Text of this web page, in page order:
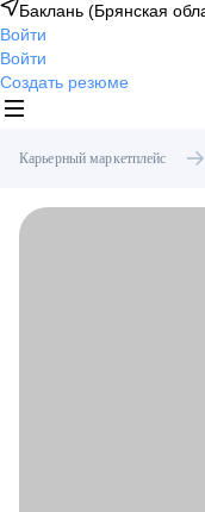
Баклань (Брянская
Войти
Войти
Создать резюме
Карьерный маркетплейс